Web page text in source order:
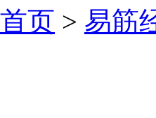
首页 > 易筋